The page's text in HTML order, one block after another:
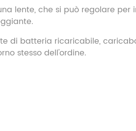
lente, che si può regolare
di batteria ricaricabile,
stesso dell'ordine.